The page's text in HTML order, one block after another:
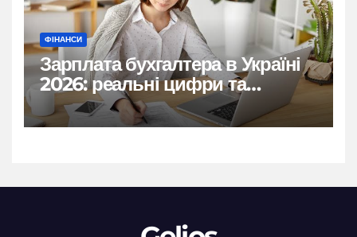
ФІНАНСИ
Зарплата бухгалтера в Україні
2026: реальні цифри та
нюанси